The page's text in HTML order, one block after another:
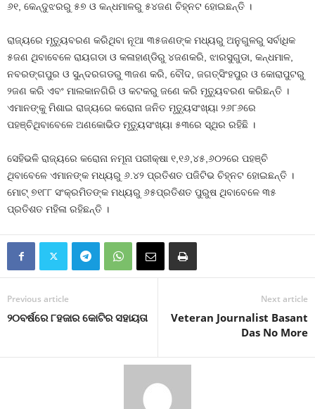
୬୧, କେନ୍ଦୁଝରରୁ ୫୭ ଓ କନ୍ଧମାଳରୁ ୫୪ଜଣ ଚିହ୍ନଟ ହୋଇଛନ୍ତି ।
ରାଜ୍ୟରେ ମୃତ୍ୟୁବରଣ କରିଥିବା ନୂଆ ୩୫ଜଣଙ୍କ ମଧ୍ୟରୁ ଅନୁଗୁଳରୁ ସର୍ବାଧିକ
୫ଜଣ ଥିବାବେଳେ ରାୟଗଡା ଓ କଳାହାଣ୍ଡିରୁ ୪ଜଣକରି, ଝାରସୁଗୁଡା, କନ୍ଧମାଳ,
ନବରଙ୍ଗପୁର ଓ ସୁନ୍ଦରଗଡରୁ ୩ଜଣ କରି, ବୌଦ, ଜଗତ୍‍ସିଂହପୁର ଓ କୋରାପୁଟରୁ
୨ଜଣ କରି ଏବଂ ମାଲକାନଗିରି ଓ କଟକରୁ ଜଣେ କରି ମୃତ୍ୟୁବରଣ କରିଛନ୍ତି ।
ଏମାନଙ୍କୁ ମିଶାଇ ରାଜ୍ୟରେ କରୋନା ଜନିତ ମୃତ୍ୟୁସଂଖ୍ୟା ୨୬୮୬ରେ
ପହଞ୍ଚିଥିବାବେଳେ ଅଣକୋଭିଡ ମୃତ୍ୟୁସଂଖ୍ୟା ୫୩ରେ ସ୍ଥିର ରହିଛି ।
ସେହିଭଳି ରାଜ୍ୟରେ କରୋନା ନମୂନା ପରୀକ୍ଷା ୧,୧୬,୪୫,୬୦୨ରେ ପହଞ୍ଚି
ଥିବାବେଳେ ଏମାନଙ୍କ ମଧ୍ୟରୁ ୬.୪୨ ପ୍ରତିଶତ ପଜିଟିଭ ଚିହ୍ନଟ ହୋଇଛନ୍ତି ।
ମୋଟ୍‍ ୭୧୮୮ ସଂକ୍ରମିତଙ୍କ ମଧ୍ୟରୁ ୬୫ପ୍ରତିଶତ ପୁରୁଷ ଥିବାବେଳେ ୩୫
ପ୍ରତିଶତ ମହିଳା ରହିଛନ୍ତି ।
Previous article
୨୦ବର୍ଷରେ ୮ହଜାର କୋଟିର ସହାୟତା
Next article
Veteran Journalist Basant
Das No More